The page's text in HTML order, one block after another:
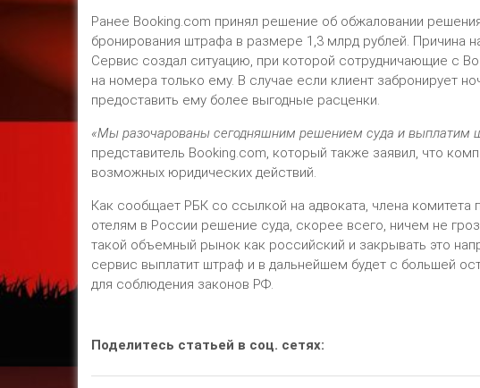
Ранее Booking.com принял решение об обжаловании
бронирования штрафа в размере 1,3 млрд рублей. Причина
Сервис создал ситуацию, при которой сотрудничающие с
на номера только ему. В случае если клиент забронирует
предоставить ему более выгодные расценки.
«Мы разочарованы сегодняшним решением суда и выплатим
представитель Booking.com, который также заявил, что
возможных юридических действий.
Как сообщает РБК со ссылкой на адвоката, члена
отелям в России решение суда, скорее всего, ничем не
такой объемный рынок как российский и закрывать это
сервис выплатит штраф и в дальнейшем будет с большей
для соблюдения законов РФ.
Поделитесь статьей в соц. сетях: